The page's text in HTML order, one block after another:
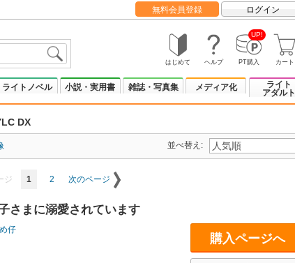
無料会員登録 ログイン
はじめて ヘルプ
UP!
PT購入 カート
ライトノベル 小説・実用書 雑誌・写真集 メディア化
ライト
アダルト
DX
並べ替え:
ジ 1 2 次のページ
さまに溺愛されています
仔
購入ページへ